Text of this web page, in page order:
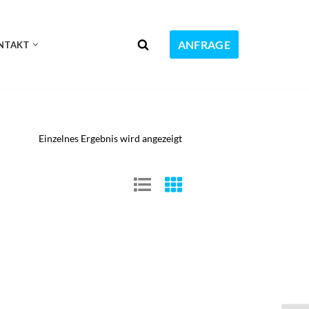
ANFRAGE
Einzelnes Ergebnis wird angezeigt